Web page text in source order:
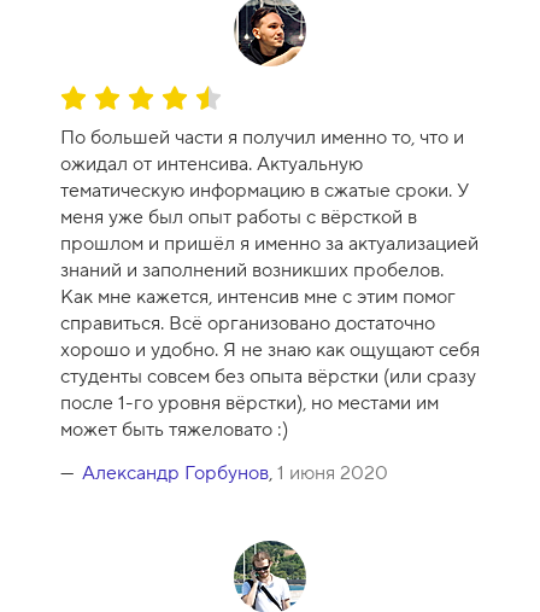
-
1
0
О
ц
е
н
к
а
к
у
р
с
а
-
9
По большей части я получил именно то, что и
ожидал от интенсива. Актуальную
тематическую информацию в сжатые сроки. У
меня уже был опыт работы с вёрсткой в
прошлом и пришёл я именно за актуализацией
знаний и заполнений возникших пробелов.
Как мне кажется, интенсив мне с этим помог
справиться. Всё организовано достаточно
хорошо и удобно. Я не знаю как ощущают себя
студенты совсем без опыта вёрстки (или сразу
после 1-го уровня вёрстки), но местами им
может быть тяжеловато :)
Александр Горбунов, 1 июня 2020